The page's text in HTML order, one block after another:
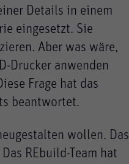
Details in einem
eingesetzt. Sie
Aber was wäre,
Drucker anwenden
Frage hat das
beantwortet.
wollen. Das
REbuild-Team hat
werden können